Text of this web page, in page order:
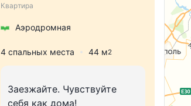
Квартира
Аэродромная
4 спальных места 44м2
Заезжайте. Чувствуйте
себя как дома!